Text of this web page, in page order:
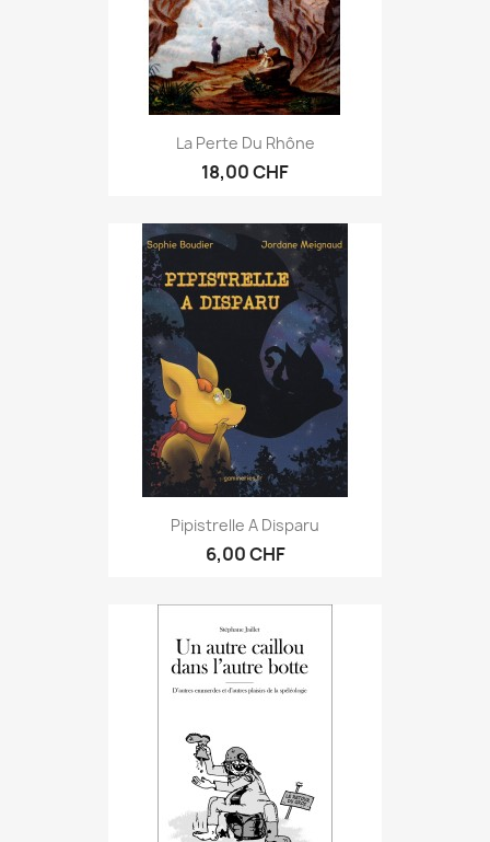
La Perte Du Rhône
18,00 CHF
Pipistrelle A Disparu
6,00 CHF